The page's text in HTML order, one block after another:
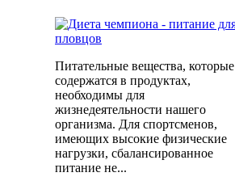
Питательные вещества, которые
содержатся в продуктах,
необходимы для
жизнедеятельности нашего
организма. Для спортсменов,
имеющих высокие физические
нагрузки, сбалансированное
питание не...